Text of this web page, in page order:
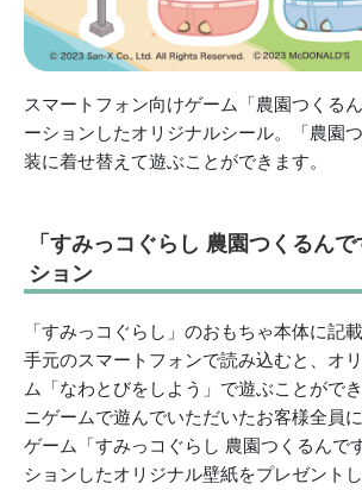
スマートフォン向けゲーム「農園つくる
ーションしたオリジナルシール。「農園
装に着せ替えて遊ぶことができます。
「すみっコぐらし 農園つくるん
ション
「すみっコぐらし」のおもちゃ本体に記
手元のスマートフォンで読み込むと、オ
ム「なわとびをしよう」で遊ぶことがで
ニゲームで遊んでいただいたお客様全員
ゲーム「すみっコぐらし 農園つくるんで
ションしたオリジナル壁紙をプレゼントし